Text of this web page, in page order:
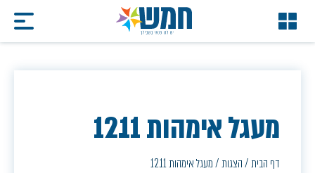
מעגל אימהות 12.11
דף הבית/הצגות/מעגל אימהות 12.11